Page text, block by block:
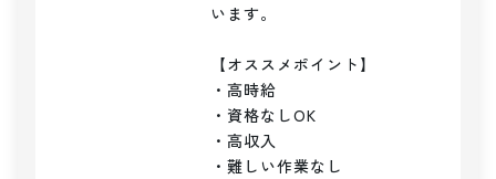
います。
【オススメポイント】
・高時給
・資格なしOK
・高収入
・難しい作業なし